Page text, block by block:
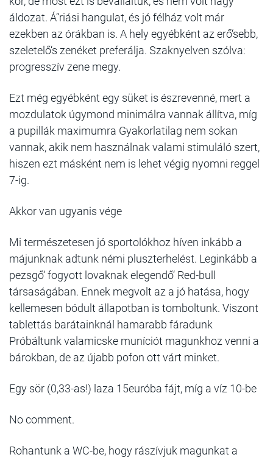
áldozat. Á“riási hangulat, és jó félház volt már
ezekben az órákban is. A hely egyébként az erő‘sebb,
szeletelő‘s zenéket preferálja. Szaknyelven szólva:
progresszív zene megy.
Ezt még egyébként egy süket is észrevenné, mert a
mozdulatok úgymond minimálra vannak állítva, míg
a pupillák maximumra Gyakorlatilag nem sokan
vannak, akik nem használnak valami stimuláló szert,
hiszen ezt másként nem is lehet végig nyomni reggel
7-ig.
Akkor van ugyanis vége
Mi természetesen jó sportolókhoz híven inkább a
májunknak adtunk némi pluszterhelést. Leginkább a
pezsgő‘ fogyott lovaknak elegendő‘ Red-bull
társaságában. Ennek megvolt az a jó hatása, hogy
kellemesen bódult állapotban is tomboltunk. Viszont
tablettás barátainknál hamarabb fáradunk
Próbáltunk valamicske muníciót magunkhoz venni a
bárokban, de az újabb pofon ott várt minket.
Egy sör (0,33-as!) laza 15euróba fájt, míg a víz 10-be
No comment.
Rohantunk a WC-be, hogy rászívjuk magunkat a